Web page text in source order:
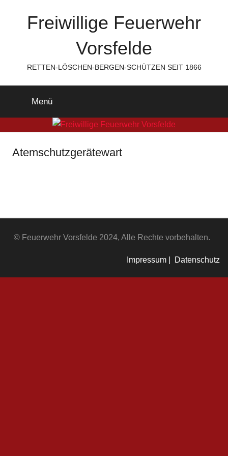
Freiwillige Feuerwehr
Vorsfelde
RETTEN-LÖSCHEN-BERGEN-SCHÜTZEN SEIT 1866
Menü
Atemschutzgerätewart
© Feuerwehr Vorsfelde 2024, Alle Rechte vorbehalten.
Datenschutz
Impressum |